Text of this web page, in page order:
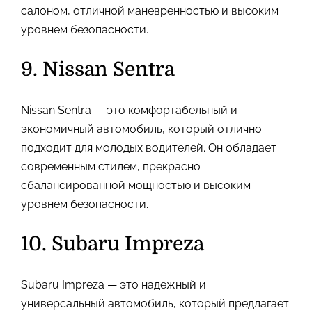
салоном, отличной маневренностью и высоким
уровнем безопасности.
9. Nissan Sentra
Nissan Sentra — это комфортабельный и
экономичный автомобиль, который отлично
подходит для молодых водителей. Он обладает
современным стилем, прекрасно
сбалансированной мощностью и высоким
уровнем безопасности.
10. Subaru Impreza
Subaru Impreza — это надежный и
универсальный автомобиль, который предлагает